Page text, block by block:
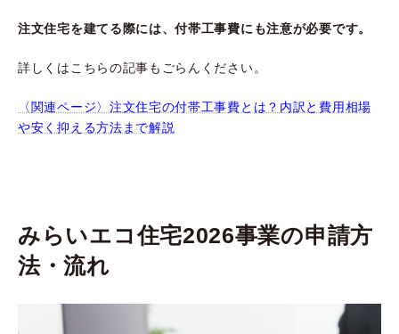
注文住宅を建てる際には、付帯工事費にも注意が必要です。
詳しくはこちらの記事もごらんください。
〈関連ページ〉注文住宅の付帯工事費とは？内訳と費用相場
や安く抑える方法まで解説
みらいエコ住宅2026事業の申請方
法・流れ